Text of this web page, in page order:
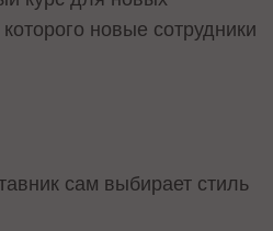
новые сотрудники
сам выбирает стиль